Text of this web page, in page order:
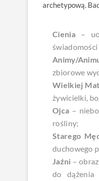
archetypową.
Cienia–
świadomości
Animy/
zbiorowe
Wielkiej
żywicielki,
Ojca –
rośliny;
Starego
duchowego
Jaźni –
do dążenia